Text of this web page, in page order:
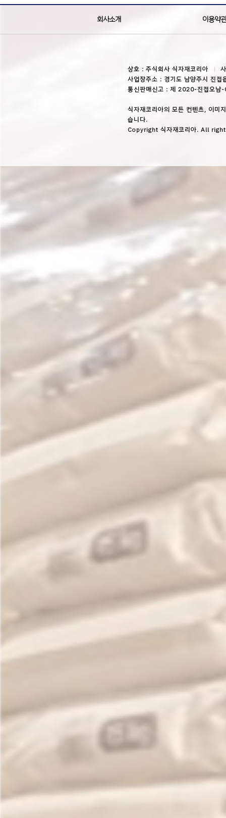
회사소개 이용약
상호 : 주식회사 식자재코리아
사업장주소 : 경기도 남양주시 진
통신판매신고 : 제 2020-진접오남
식자재코리아의 모든 컨텐츠, 이미
습니다.
Copyright 식자재코리아. All